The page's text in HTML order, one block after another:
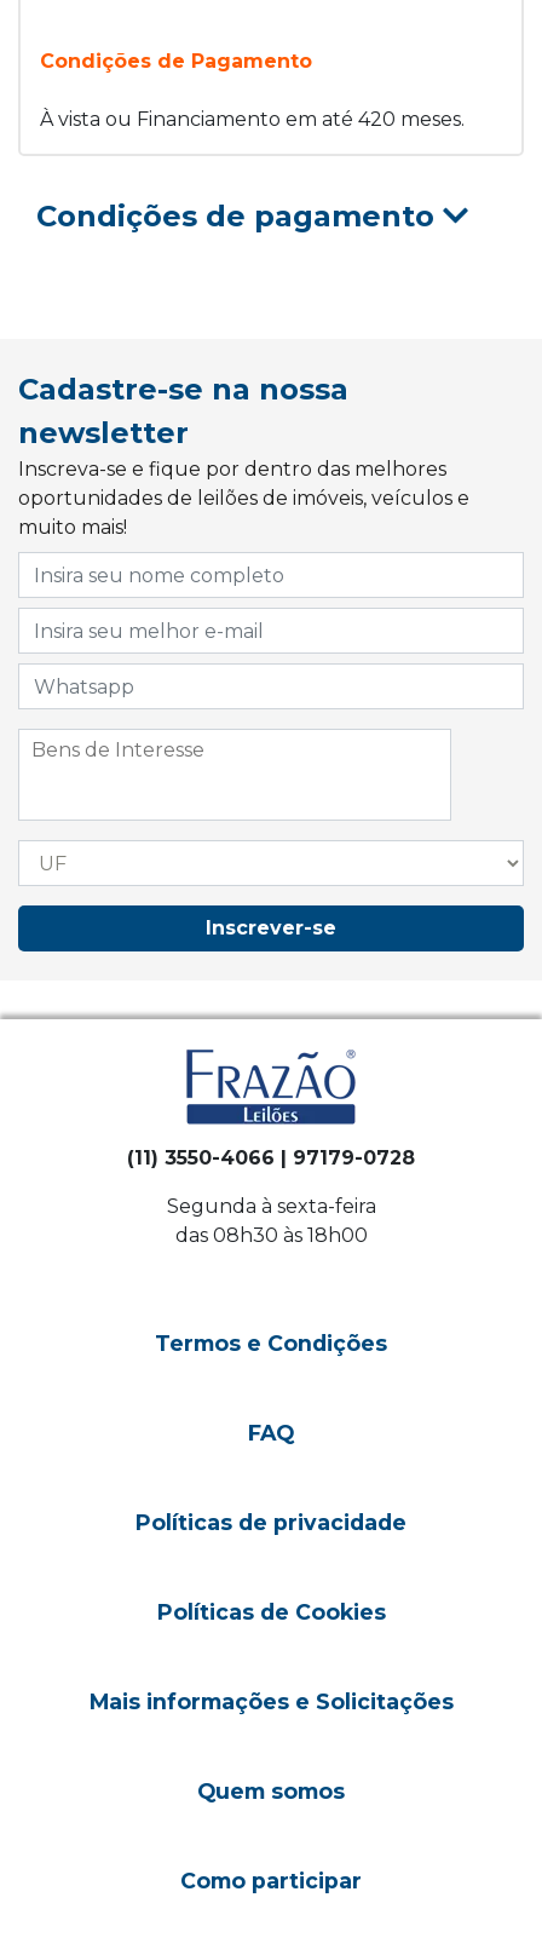
Condições de Pagamento
À vista ou Financiamento em até 420 meses.
Condições de pagamento
Cadastre-se na nossa
newsletter
Inscreva-se e fique por dentro das melhores
oportunidades de leilões de imóveis, veículos e
muito mais!
Inscrever-se
(11) 3550-4066 | 97179-0728
Segunda à sexta-feira
das 08h30 às 18h00
Termos e Condições
FAQ
Políticas de privacidade
Políticas de Cookies
Mais informações e Solicitações
Quem somos
Como participar